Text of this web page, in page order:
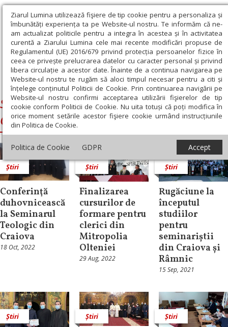
Ziarul Lumina utilizează fişiere de tip cookie pentru a personaliza și
îmbunătăți experiența ta pe Website-ul nostru. Te informăm că ne-
am actualizat politicile pentru a integra în acestea și în activitatea
curentă a Ziarului Lumina cele mai recente modificări propuse de
Regulamentul (UE) 2016/679 privind protecția persoanelor fizice în
ceea ce privește prelucrarea datelor cu caracter personal și privind
libera circulație a acestor date. Înainte de a continua navigarea pe
Website-ul nostru te rugăm să aloci timpul necesar pentru a citi și
înțelege conținutul Politicii de Cookie. Prin continuarea navigării pe
Website-ul nostru confirmi acceptarea utilizării fişierelor de tip
cookie conform Politicii de Cookie. Nu uita totuși că poți modifica în
orice moment setările acestor fişiere cookie urmând instrucțiunile
din Politica de Cookie.
Politica de Cookie GDPR Accept
Ziarul Lumina › Seminarul Sfantul Grigorie Teologul Craiova
Seminarul Sfantul Grigorie Teologul
Craiova
Știri
Conferinţă
duhovnicească
la Seminarul
Teologic din
Craiova
18 Oct, 2022
Știri
Finalizarea
cursurilor de
formare pentru
clerici din
Mitropolia
Olteniei
29 Aug, 2022
Știri
Rugăciune la
începutul
studiilor
pentru
seminariștii
din Craiova și
Râmnic
15 Sep, 2021
Știri Știri Știri